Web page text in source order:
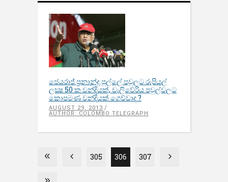
ජෙයරාජ් ප‍්‍රනාන්දු පුල්ලේ පවුලට රුපියල්
ලක්‍ෂ 50 ක වන්දියක්, වැලිවේරිය පවුල්වලට
කොපමණ වන්දියක් ගෙව්වාද ?
AUGUST 29, 2013
AUTHOR: COLOMBO TELEGRAPH
305 306 307